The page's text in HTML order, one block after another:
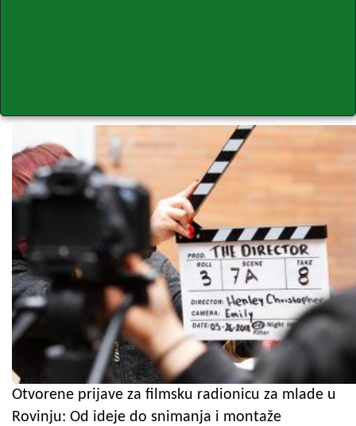
Otvorene prijave za filmsku radionicu za mlade u
Rovinju: Od ideje do snimanja i montaže